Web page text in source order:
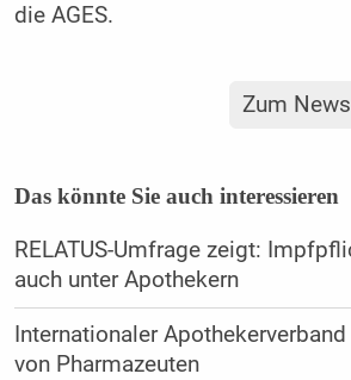
die AGES.
Zum
Das könnte Sie auch interessieren
RELATUS-Umfrage zeigt:
auch unter Apothekern
Internationaler
von Pharmazeuten